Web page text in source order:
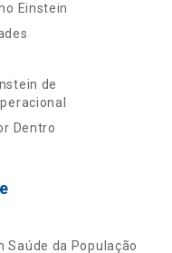
Einstein
de
Dentro
Saúde da População